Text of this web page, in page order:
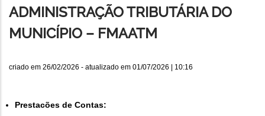
ADMINISTRAÇÃO TRIBUTÁRIA DO
MUNICÍPIO – FMAATM
criado em 26/02/2026 - atualizado em 01/07/2026 | 10:16
Prestacões de Contas: